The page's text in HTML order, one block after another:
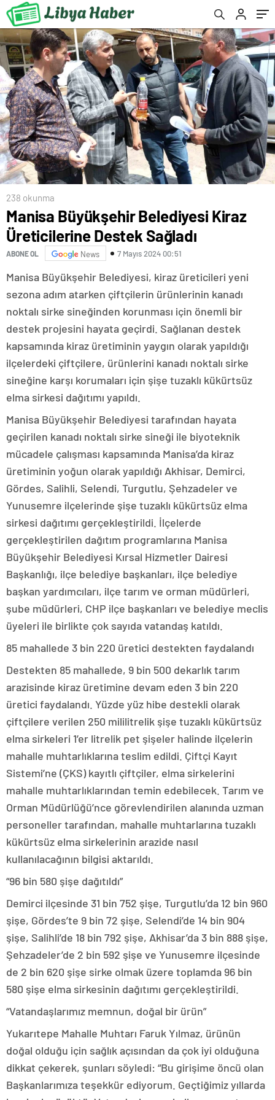
238 okunma
Manisa Büyükşehir Belediyesi Kiraz
Üreticilerine Destek Sağladı
ABONE OL News 7 Mayıs 2024 00:51
Manisa Büyükşehir Belediyesi, kiraz üreticileri yeni
sezona adım atarken çiftçilerin ürünlerinin kanadı
noktalı sirke sineğinden korunması için önemli bir
destek projesini hayata geçirdi. Sağlanan destek
kapsamında kiraz üretiminin yaygın olarak yapıldığı
ilçelerdeki çiftçilere, ürünlerini kanadı noktalı sirke
sineğine karşı korumaları için şişe tuzaklı kükürtsüz
elma sirkesi dağıtımı yapıldı.
Manisa Büyükşehir Belediyesi tarafından hayata
geçirilen kanadı noktalı sirke sineği ile biyoteknik
mücadele çalışması kapsamında Manisa’da kiraz
üretiminin yoğun olarak yapıldığı Akhisar, Demirci,
Gördes, Salihli, Selendi, Turgutlu, Şehzadeler ve
Yunusemre ilçelerinde şişe tuzaklı kükürtsüz elma
sirkesi dağıtımı gerçekleştirildi. İlçelerde
gerçekleştirilen dağıtım programlarına Manisa
Büyükşehir Belediyesi Kırsal Hizmetler Dairesi
Başkanlığı, ilçe belediye başkanları, ilçe belediye
başkan yardımcıları, ilçe tarım ve orman müdürleri,
şube müdürleri, CHP ilçe başkanları ve belediye meclis
üyeleri ile birlikte çok sayıda vatandaş katıldı.
85 mahallede 3 bin 220 üretici destekten faydalandı
Destekten 85 mahallede, 9 bin 500 dekarlık tarım
arazisinde kiraz üretimine devam eden 3 bin 220
üretici faydalandı. Yüzde yüz hibe destekli olarak
çiftçilere verilen 250 mililitrelik şişe tuzaklı kükürtsüz
elma sirkeleri 1’er litrelik pet şişeler halinde ilçelerin
mahalle muhtarlıklarına teslim edildi. Çiftçi Kayıt
Sistemi’ne (ÇKS) kayıtlı çiftçiler, elma sirkelerini
mahalle muhtarlıklarından temin edebilecek. Tarım ve
Orman Müdürlüğü’nce görevlendirilen alanında uzman
personeller tarafından, mahalle muhtarlarına tuzaklı
kükürtsüz elma sirkelerinin arazide nasıl
kullanılacağının bilgisi aktarıldı.
“96 bin 580 şişe dağıtıldı”
Demirci ilçesinde 31 bin 752 şişe, Turgutlu’da 12 bin 960
şişe, Gördes’te 9 bin 72 şişe, Selendi’de 14 bin 904
şişe, Salihli’de 18 bin 792 şişe, Akhisar’da 3 bin 888 şişe,
Şehzadeler’de 2 bin 592 şişe ve Yunusemre ilçesinde
de 2 bin 620 şişe sirke olmak üzere toplamda 96 bin
580 şişe elma sirkesinin dağıtımı gerçekleştirildi.
“Vatandaşlarımız memnun, doğal bir ürün”
Yukarıtepe Mahalle Muhtarı Faruk Yılmaz, ürünün
doğal olduğu için sağlık açısından da çok iyi olduğuna
dikkat çekerek, şunları söyledi: “Bu girişime öncü olan
Başkanlarımıza teşekkür ediyorum. Geçtiğimiz yıllarda